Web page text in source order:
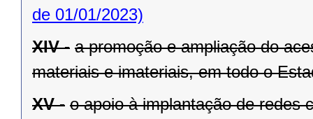
de 01/01/2023)
XIV - a promoção e ampliação do
materiais e imateriais, em todo o
XV - o apoio à implantação de redes